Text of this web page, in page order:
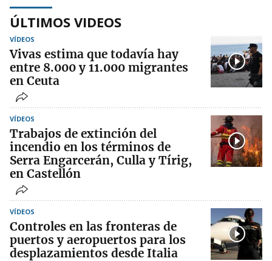
ÚLTIMOS VIDEOS
VÍDEOS
Vivas estima que todavía hay
entre 8.000 y 11.000 migrantes
en Ceuta
VÍDEOS
Trabajos de extinción del
incendio en los términos de
Serra Engarcerán, Culla y Tírig,
en Castellón
VÍDEOS
Controles en las fronteras de
puertos y aeropuertos para los
desplazamientos desde Italia